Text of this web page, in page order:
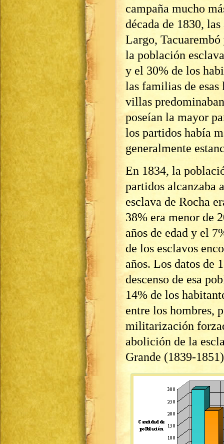
campaña mucho
década de 1830,
Largo,
la población
y el 30% de los
las familias de
villas
poseían la mayor
los partidos había
generalmente
En 1834, la
partidos alcanzaba
esclava de Rocha
38% era menor de
años de edad y el
de los esclavos
años. Los datos de
descenso de esa
14% de los
entre los hombres,
militarización
abolición de la
Grande (1839-